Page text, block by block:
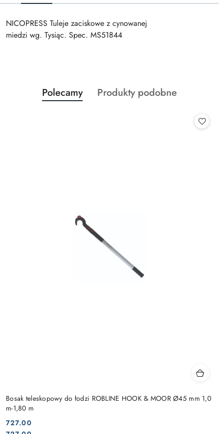
NICOPRESS Tuleje zaciskowe z cynowanej
miedzi wg. Tysiąc. Spec. MS51844
Pomiń karuzelę produktów
Produkty
o
Polecamy
Produkty
Produkty podobne
Bosak teleskopowy do łodzi ROBLINE HOOK & MOOR Ø45 mm 1,0
m-1,80 m
727.00